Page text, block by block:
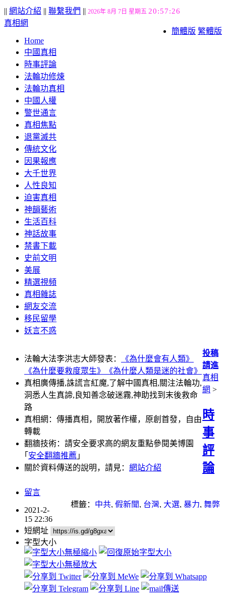
|| 網站介紹 || 聯繫我們 || 2026年 8月 7日 星期五 20:57:27
簡體版 繁體版
真相網
Home
中國真相
時事評論
法輪功修煉
法輪功真相
中國人權
警世通言
真相焦點
退黨滅共
傳統文化
因果報應
大千世界
人性良知
迫害真相
神韻藝術
生活百科
神話故事
禁書下載
史前文明
美展
精選視頻
真相雜誌
網友交流
移民留學
妖言不惑
法輪大法李洪志大師發表：
《為什麼會有人類》
《為什麼要救度眾生》
《為什麼人類是迷的社會》
真相廣傳播,誅謊言紅魔,了解中國真相,關注法輪功,
洞悉人生真諦,良知善念破迷霧,神助找到末後救命
路
真相網：傳播真相，開放著作權，原創首發，自由
轉載
翻牆技術：請安全要求高的網友重點參閱美博園
｢ 安全翻牆推薦 ｣
關於資料傳送的說明，請見： 網站介紹
投稿
請進
真相
網 >
時
事
評
論
留言
標籤： 中共, 假新聞, 台灣, 大選, 暴力, 舞弊
2021-2-
15 22:36
短網址
字型大小